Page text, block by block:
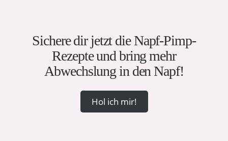
Sichere dir jetzt die Napf-Pimp-
Rezepte und bring mehr
Abwechslung in den Napf!
Hol ich mir!